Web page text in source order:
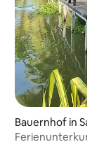
Bauernhof in
Ferienunterkunft